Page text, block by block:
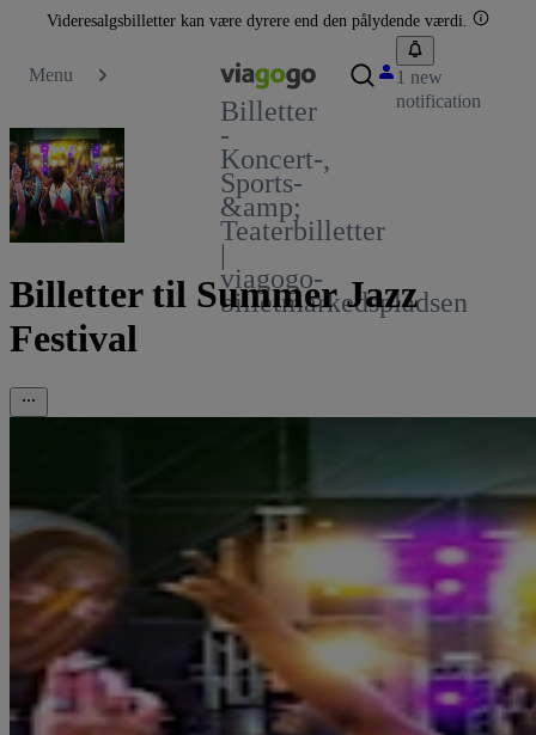
Videresalgsbilletter kan være dyrere end den pålydende værdi.
Menu
Billetter
-
Koncert-,
Sports-
&amp;
Teaterbilletter
|
viagogo-
billetmarkedspladsen
1 new
notification
Billetter til Summer Jazz
Festival